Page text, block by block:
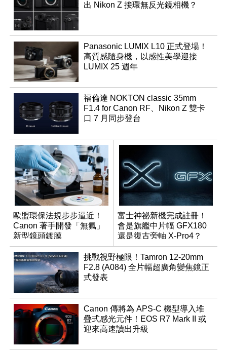
出 Nikon Z 接環無反光鏡相機？
Panasonic LUMIX L10 正式登場！
高質感隨身機，以感性美學迎接
LUMIX 25 週年
福倫達 NOKTON classic 35mm
F1.4 for Canon RF、Nikon Z 雙卡
口 7 月同步登台
歐盟環保法規步步逼近！
Canon 著手開發「無氟」
新型鏡頭鍍膜
富士神祕新機完成註冊！
會是旗艦中片幅 GFX180
還是復古旁軸 X-Pro4？
挑戰視野極限！Tamron 12-20mm
F2.8 (A084) 全片幅超廣角變焦鏡正
式發表
Canon 傳將為 APS-C 機型導入堆
疊式感光元件！EOS R7 Mark II 或
迎來高速讀出升級